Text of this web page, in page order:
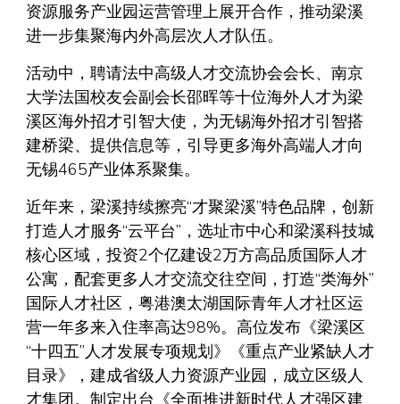
资源服务产业园运营管理上展开合作，推动梁溪
进一步集聚海内外高层次人才队伍。
活动中，聘请法中高级人才交流协会会长、南京
大学法国校友会副会长邵晖等十位海外人才为梁
溪区海外招才引智大使，为无锡海外招才引智搭
建桥梁、提供信息等，引导更多海外高端人才向
无锡465产业体系聚集。
近年来，梁溪持续擦亮“才聚梁溪”特色品牌，创新
打造人才服务“云平台”，选址市中心和梁溪科技城
核心区域，投资2个亿建设2万方高品质国际人才
公寓，配套更多人才交流交往空间，打造“类海外”
国际人才社区，粤港澳太湖国际青年人才社区运
营一年多来入住率高达98%。高位发布《梁溪区
“十四五”人才发展专项规划》《重点产业紧缺人才
目录》，建成省级人力资源产业园，成立区级人